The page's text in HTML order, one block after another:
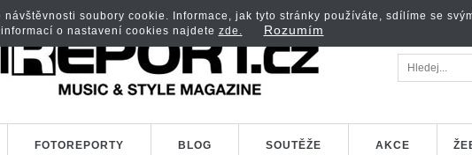
FOTOREPORTY BLOG SOUTĚŽE AKCE
soubory cookie. Informace, jak tyto stránky používáte, sdílíme se
o nastavení cookies najdete zde. Rozumím